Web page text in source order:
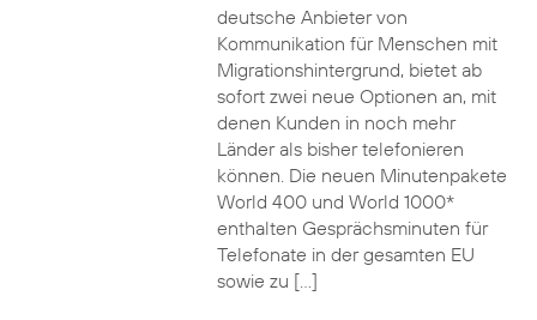
deutsche Anbieter von
Kommunikation für Menschen mit
Migrationshintergrund, bietet ab
sofort zwei neue Optionen an, mit
denen Kunden in noch mehr
Länder als bisher telefonieren
können. Die neuen Minutenpakete
World 400 und World 1000*
enthalten Gesprächsminuten für
Telefonate in der gesamten EU
sowie zu […]